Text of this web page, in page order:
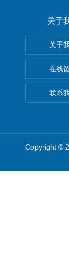
关于
关于
在线
联系
Copyright ©